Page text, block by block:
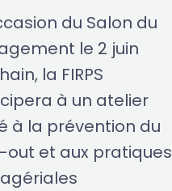
du Salon du
le 2 juin
la FIRPS
à un atelier
à la prévention du
out et aux pratiques